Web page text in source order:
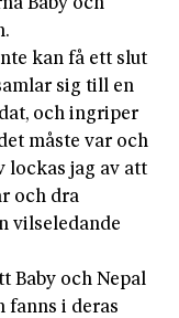
Baby och
kan få ett slut
sig till en
och ingriper
måste var och
lockas jag av att
och dra
vilseledande
Baby och ­Nepal
fanns i deras